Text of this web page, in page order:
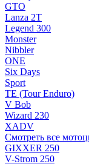
GTO
Lanza 2T
Legend 300
Monster
Nibbler
ONE
Six Days
Sport
TE (Tour Enduro)
V Bob
Wizard 230
XADV
Смотреть все
GIXXER 250
V-Strom 250